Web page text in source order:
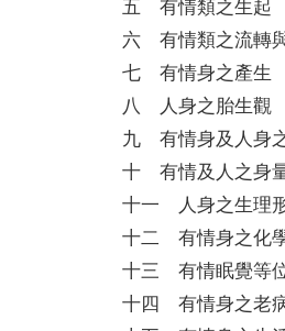
五 有情類之生起
六 有情類之流轉與
七 有情身之產生
八 人身之胎生觀
九 有情身及人身之
十 有情及人之身量
十一 人身之生理形
十二 有情身之化學
十三 有情眠覺等位
十四 有情身之老病死